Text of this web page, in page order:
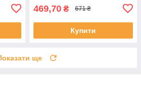
469,70 ₴ 671 ₴
Купити
ще